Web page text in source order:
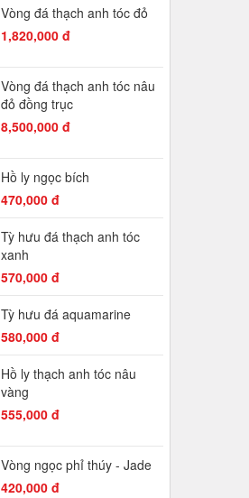
Vòng đá thạch anh tóc đỏ
1,820,000 đ
Vòng đá thạch anh tóc nâu
đỏ đồng trục
8,500,000 đ
Hồ ly ngọc bích
470,000 đ
Tỳ hưu đá thạch anh tóc
xanh
570,000 đ
Tỳ hưu đá aquamarine
580,000 đ
Hồ ly thạch anh tóc nâu
vàng
555,000 đ
Vòng ngọc phỉ thúy - Jade
420,000 đ